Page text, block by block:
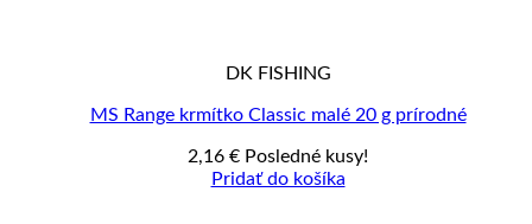
DK FISHING
MS Range krmítko Classic malé 20 g prírodné
2,16 € Posledné kusy!
Pridať do košíka